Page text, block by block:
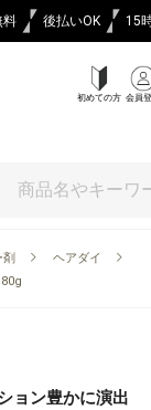
料 後払いOK 15
初めての方 会員
ヘアダイ
ョン豊かに演出